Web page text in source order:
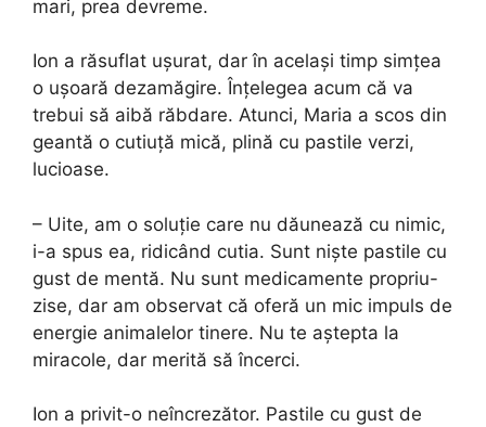
mari, prea devreme.
Ion a răsuflat ușurat, dar în același timp simțea
o ușoară dezamăgire. Înțelegea acum că va
trebui să aibă răbdare. Atunci, Maria a scos din
geantă o cutiuță mică, plină cu pastile verzi,
lucioase.
– Uite, am o soluție care nu dăunează cu nimic,
i-a spus ea, ridicând cutia. Sunt niște pastile cu
gust de mentă. Nu sunt medicamente propriu-
zise, dar am observat că oferă un mic impuls de
energie animalelor tinere. Nu te aștepta la
miracole, dar merită să încerci.
Ion a privit-o neîncrezător. Pastile cu gust de